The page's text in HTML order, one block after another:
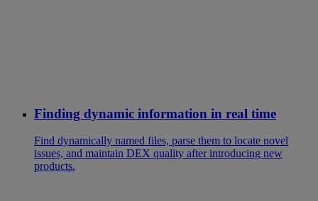
Finding dynamic information in real time
Find dynamically named files, parse them to locate novel
issues, and maintain DEX quality after introducing new
products.